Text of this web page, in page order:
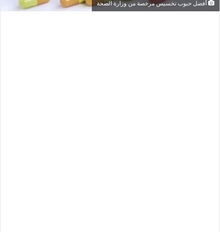
أفضل حبوب تخسيس مرخصة من وزارة الصحة